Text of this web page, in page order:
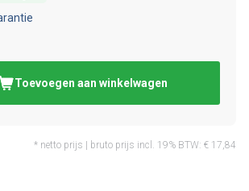
Toevoegen aan winkelwagen
* netto prijs | bruto prijs incl. 19% BTW: € 17,84